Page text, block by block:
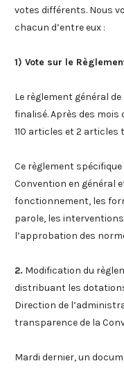
votes différents. Nous
chacun d’entre eux :
1) Vote sur le
Le règlement général
finalisé. Après des
110 articles et 2
Ce règlement
Convention en général
fonctionnement, les
parole, les
l’approbation des
2. Modification du
distribuant les
Direction de
transparence de la
Mardi dernier, un